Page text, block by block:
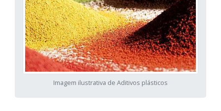
Imagem ilustrativa de Aditivos plásticos